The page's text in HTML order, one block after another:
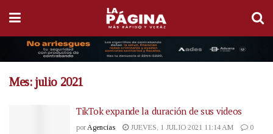
Mes: julio 2021
TikTok expande la duración de sus videos
por Agencias JUEVES, 1 JULIO 2021 11:14 AM 0